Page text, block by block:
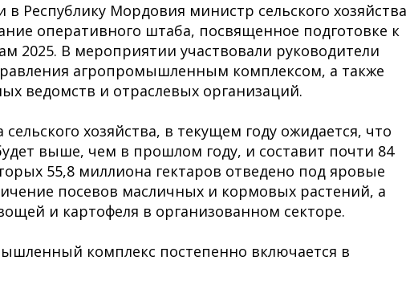
Республику Мордовия министр сельского хозяйства
оперативного штаба, посвященное подготовке к
2025. В мероприятии участвовали руководители
агропромышленным комплексом, а также
ведомств и отраслевых организаций.
хозяйства, в текущем году ожидается, что
выше, чем в прошлом году, и составит почти 84
55,8 миллиона гектаров отведено под яровые
посевов масличных и кормовых растений, а
и картофеля в организованном секторе.
комплекс постепенно включается в